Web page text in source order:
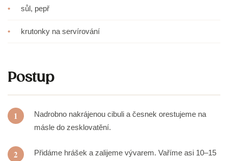
• sůl, pepř
• krutonky na servírování
Postup
1
Nadrobno nakrájenou cibuli a česnek orestujeme na
másle do zesklovatění.
2
Přidáme hrášek a zalijeme vývarem. Vaříme asi 10–15